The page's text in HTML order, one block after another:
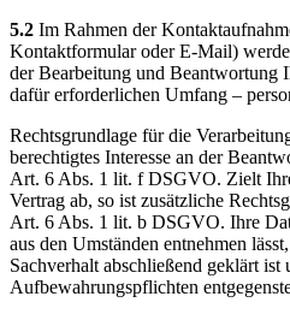
5.2 Im Rahmen der
Kontaktformular oder E-Mail)
der Bearbeitung und Beantwortung
dafür erforderlichen Umfang –
Rechtsgrundlage für die
berechtigtes Interesse an der
Art. 6 Abs. 1 lit. f DSGVO. Zielt
Vertrag ab, so ist zusätzliche
Art. 6 Abs. 1 lit. b DSGVO. Ihre
aus den Umständen entnehmen
Sachverhalt abschließend geklärt ist
Aufbewahrungspflichten